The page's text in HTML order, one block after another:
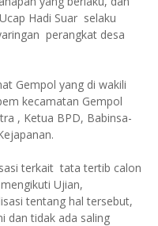
Hadi Suar selaku
perangkat desa
Gempol yang di wakili
kecamatan Gempol
, Ketua BPD, Babinsa-
terkait tata tertib calon
Ujian,
tentang hal tersebut,
dan tidak ada saling